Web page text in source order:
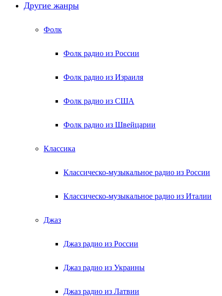
Другие жанры
Фолк
Фолк радио из России
Фолк радио из Израиля
Фолк радио из США
Фолк радио из Швейцарии
Классика
Классическо-музыкальное радио из России
Классическо-музыкальное радио из Италии
Джаз
Джаз радио из России
Джаз радио из Украины
Джаз радио из Латвии